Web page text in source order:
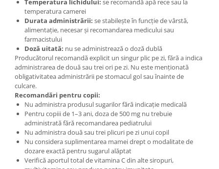
Temperatura lichidului: se recomandă apă rece sau la
temperatura camerei
Durata administrării: se stabilește în funcție de vârstă,
alimentație, necesar și recomandarea medicului sau
farmacistului
Doză uitată: nu se administrează o doză dublă
Producătorul recomandă explicit un singur plic pe zi, fără a indica
administrarea de două sau trei ori pe zi. Nu este menționată
obligativitatea administrării pe stomacul gol sau înainte de
culcare.
Recomandări pentru copii:
Nu administra produsul sugarilor fără indicație medicală
Pentru copiii de 1–3 ani, doza de 500 mg nu trebuie
administrată fără recomandarea pediatrului
Nu administra două sau trei plicuri pe zi unui copil
Nu considera suplimentarea mamei drept o modalitate de
dozare exactă pentru sugarul alăptat
Verifică aportul total de vitamina C din alte siropuri,